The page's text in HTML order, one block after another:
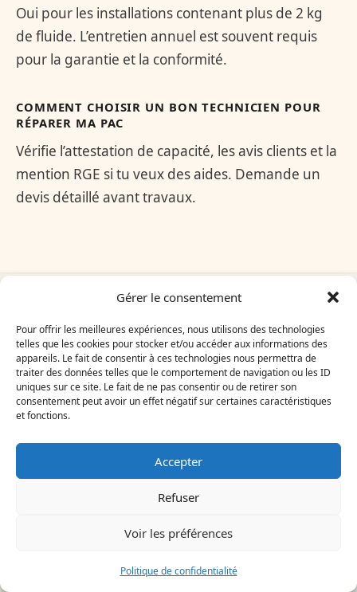
Gérer le consentement
Pour offrir les meilleures expériences, nous utilisons des technologies
telles que les cookies pour stocker et/ou accéder aux informations des
appareils. Le fait de consentir à ces technologies nous permettra de
traiter des données telles que le comportement de navigation ou les ID
uniques sur ce site. Le fait de ne pas consentir ou de retirer son
consentement peut avoir un effet négatif sur certaines caractéristiques
et fonctions.
Accepter
Refuser
Voir les préférences
Politique de confidentialité
Oui pour les installations contenant plus de 2 kg
de fluide. L’entretien annuel est souvent requis
pour la garantie et la conformité.
COMMENT CHOISIR UN BON TECHNICIEN POUR
RÉPARER MA PAC
Vérifie l’attestation de capacité, les avis clients et la
mention RGE si tu veux des aides. Demande un
devis détaillé avant travaux.
À lire dans la même
rubrique
CHAUFFE-EAU
VIDANGER ET DÉTARTRER SON
COMPLÈTE
capacité, et le geste le plus efficace pour corriger la…